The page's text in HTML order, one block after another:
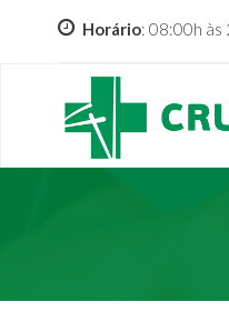
Horário: 08:00h às